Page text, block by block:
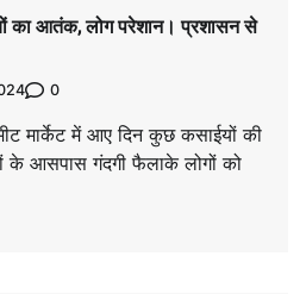
का आतंक, लोग परेशान। प्रशासन से
0
मार्केट में आए दिन कुछ कसाईयों की
के आसपास गंदगी फैलाके लोगों को